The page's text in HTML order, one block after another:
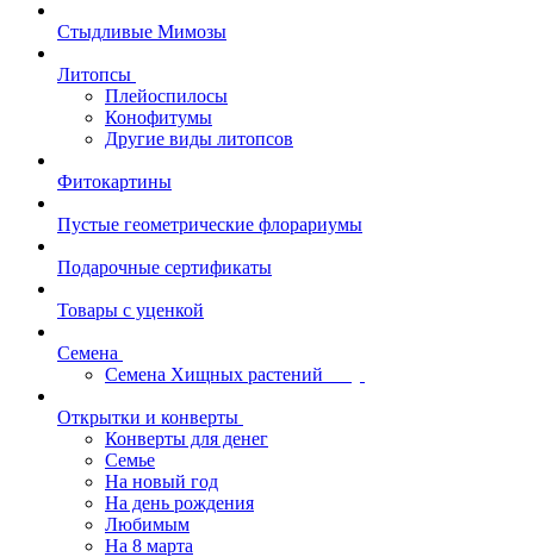
Стыдливые Мимозы
Литопсы
Плейоспилосы
Конофитумы
Другие виды литопсов
Фитокартины
Пустые геометрические флорариумы
Подарочные сертификаты
Товары с уценкой
Семена
Семена Хищных растений
Открытки и конверты
Конверты для денег
Семье
На новый год
На день рождения
Любимым
На 8 марта